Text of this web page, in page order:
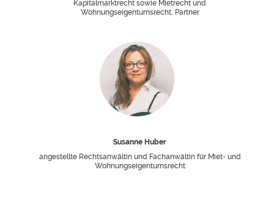
Kapitalmarktrecht sowie Mietrecht und
Wohnungseigentumsrecht, Partner
Susanne Huber
angestellte Rechtsanwältin und Fachanwältin für Miet- und
Wohnungseigentumsrecht